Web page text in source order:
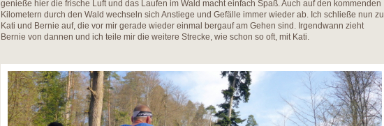
genieße hier die frische Luft und das Laufen im Wald macht einfach Spaß. Auch auf den kommenden
Kilometern durch den Wald wechseln sich Anstiege und Gefälle immer wieder ab. Ich schließe nun zu
Kati und Bernie auf, die vor mir gerade wieder einmal bergauf am Gehen sind. Irgendwann zieht
Bernie von dannen und ich teile mir die weitere Strecke, wie schon so oft, mit Kati.